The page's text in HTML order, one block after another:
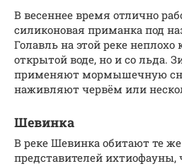
В весеннее время отлично
силиконовая приманка под
Голавль на этой реке
открытой воде, но и со льда.
применяют мормышечную
наживляют червём или
Шевинка
В реке Шевинка обитают те
представителей ихтиофауны,